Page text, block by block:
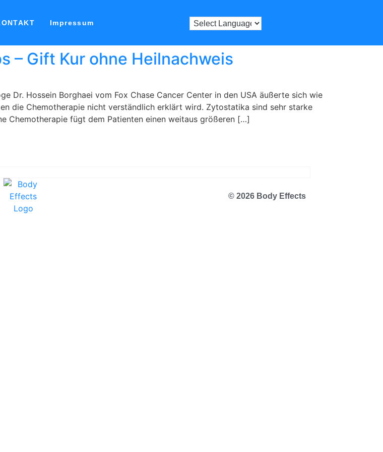
Impressum
– Gift Kur ohne Heilnachweis
Dr. Hossein Borghaei vom Fox Chase Cancer Center in den USA äußerte sich wie
die Chemotherapie nicht verständlich erklärt wird. Zytostatika sind sehr starke
Chemotherapie fügt dem Patienten einen weitaus größeren […]
© 2026 Body Effects